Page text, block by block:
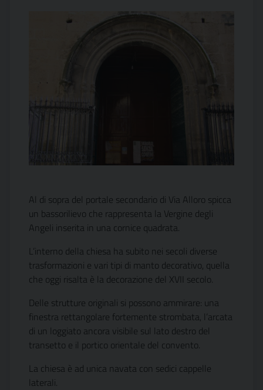
Al di sopra del portale secondario di Via Alloro spicca
un bassorilievo che rappresenta la Vergine degli
Angeli inserita in una cornice quadrata.
L’interno della chiesa ha subito nei secoli diverse
trasformazioni e vari tipi di manto decorativo, quella
che oggi risalta è la decorazione del XVII secolo.
Delle strutture originali si possono ammirare: una
finestra rettangolare fortemente strombata, l’arcata
di un loggiato ancora visibile sul lato destro del
transetto e il portico orientale del convento.
La chiesa è ad unica navata con sedici cappelle
laterali.